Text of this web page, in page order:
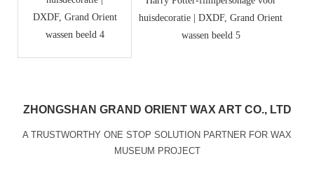
ZHONGSHAN GRAND ORIENT WAX ART CO., LTD
A TRUSTWORTHY ONE STOP SOLUTION PARTNER FOR WAX
MUSEUM PROJECT